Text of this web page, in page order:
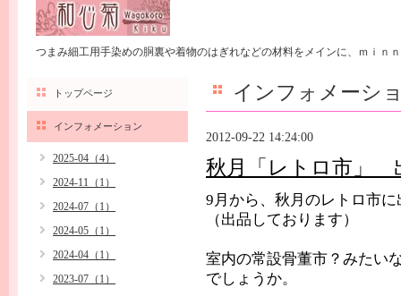
つまみ細工用手染めの胴裏や着物のはぎれなどの材料をメインに、ｍｉｎ
インフォメーシ
2012-09-22 14:24:00
秋月「レトロ市」
9月から、秋月のレトロ市に
（出品しております）
室内の常設骨董市？みたい
でしょうか。
トップページ
インフォメーション
2025-04（4）
2024-11（1）
2024-07（1）
2024-05（1）
2024-04（1）
2023-07（1）